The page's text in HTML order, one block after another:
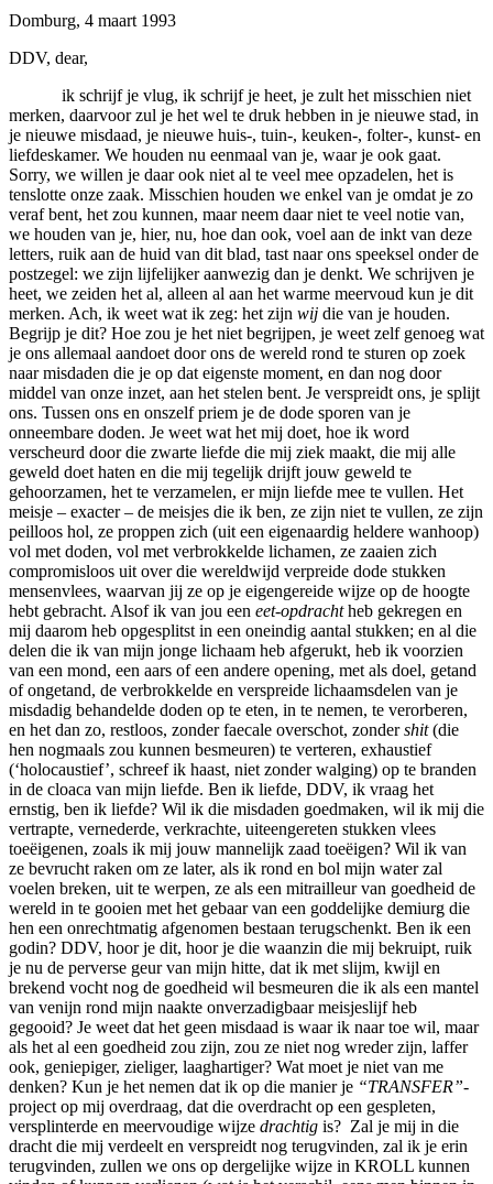
Domburg, 4 maart 1993
DDV, dear,
ik schrijf je vlug, ik schrijf je heet, je zult het misschien niet
merken, daarvoor zul je het wel te druk hebben in je nieuwe stad, in
je nieuwe misdaad, je nieuwe huis-, tuin-, keuken-, folter-, kunst- en
liefdeskamer. We houden nu eenmaal van je, waar je ook gaat.
Sorry, we willen je daar ook niet al te veel mee opzadelen, het is
tenslotte onze zaak. Misschien houden we enkel van je omdat je zo
veraf bent, het zou kunnen, maar neem daar niet te veel notie van,
we houden van je, hier, nu, hoe dan ook, voel aan de inkt van deze
letters, ruik aan de huid van dit blad, tast naar ons speeksel onder de
postzegel: we zijn lijfelijker aanwezig dan je denkt. We schrijven je
heet, we zeiden het al, alleen al aan het warme meervoud kun je dit
merken. Ach, ik weet wat ik zeg: het zijn wij die van je houden.
Begrijp je dit? Hoe zou je het niet begrijpen, je weet zelf genoeg wat
je ons allemaal aandoet door ons de wereld rond te sturen op zoek
naar misdaden die je op dat eigenste moment, en dan nog door
middel van onze inzet, aan het stelen bent. Je verspreidt ons, je splijt
ons. Tussen ons en onszelf priem je de dode sporen van je
onneembare doden. Je weet wat het mij doet, hoe ik word
verscheurd door die zwarte liefde die mij ziek maakt, die mij alle
geweld doet haten en die mij tegelijk drijft jouw geweld te
gehoorzamen, het te verzamelen, er mijn liefde mee te vullen. Het
meisje – exacter – de meisjes die ik ben, ze zijn niet te vullen, ze zijn
peilloos hol, ze proppen zich (uit een eigenaardig heldere wanhoop)
vol met doden, vol met verbrokkelde lichamen, ze zaaien zich
compromisloos uit over die wereldwijd verpreide dode stukken
mensenvlees, waarvan jij ze op je eigengereide wijze op de hoogte
hebt gebracht. Alsof ik van jou een eet-opdrachtheb gekregen en
mij daarom heb opgesplitst in een oneindig aantal stukken; en al die
delen die ik van mijn jonge lichaam heb afgerukt, heb ik voorzien
van een mond, een aars of een andere opening, met als doel, getand
of ongetand, de verbrokkelde en verspreide lichaamsdelen van je
misdadig behandelde doden op te eten, in te nemen, te verorberen,
en het dan zo, restloos, zonder faecale overschot, zondershit(die
hen nogmaals zou kunnen besmeuren) te verteren, exhaustief
(‘holocaustief’, schreef ik haast, niet zonder walging) op te branden
in de cloaca van mijn liefde. Ben ik liefde, DDV, ik vraag het
ernstig, ben ik liefde? Wil ik die misdaden goedmaken, wil ik mij die
vertrapte, vernederde, verkrachte, uiteengereten stukken vlees
toeëigenen, zoals ik mij jouw mannelijk zaad toeëigen? Wil ik van
ze bevrucht raken om ze later, als ik rond en bol mijn water zal
voelen breken, uit te werpen, ze als een mitrailleur van goedheid de
wereld in te gooien met het gebaar van een goddelijke demiurg die
hen een onrechtmatig afgenomen bestaan terugschenkt. Ben ik een
godin? DDV, hoor je dit, hoor je die waanzin die mij bekruipt, ruik
je nu de perverse geur van mijn hitte, dat ik met slijm, kwijl en
brekend vocht nog de goedheid wil besmeuren die ik als een mantel
van venijn rond mijn naakte onverzadigbaar meisjeslijf heb
gegooid? Je weet dat het geen misdaad is waar ik naar toe wil, maar
als het al een goedheid zou zijn, zou ze niet nog wreder zijn, laffer
ook, geniepiger, zieliger, laaghartiger? Wat moet je niet van me
denken? Kun je het nemen dat ik op die manier je “TRANSFER”-
project op mij overdraag, dat die overdracht op een gespleten,
versplinterde en meervoudige wijze drachtig is? Zal je mij in die
dracht die mij verdeelt en verspreidt nog terugvinden, zal ik je erin
terugvinden, zullen we ons op dergelijke wijze in KROLL kunnen